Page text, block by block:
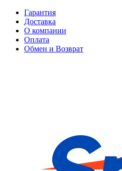
Гарантия
Доставка
О компании
Оплата
Обмен и Возврат